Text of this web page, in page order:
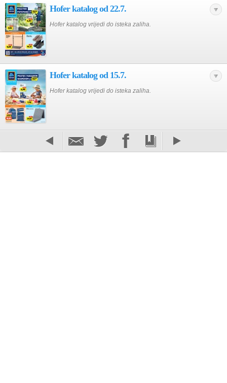
Hofer katalog od 22.7.
Hofer katalog vrijedi do isteka zaliha.
Hofer katalog od 15.7.
Hofer katalog vrijedi do isteka zaliha.